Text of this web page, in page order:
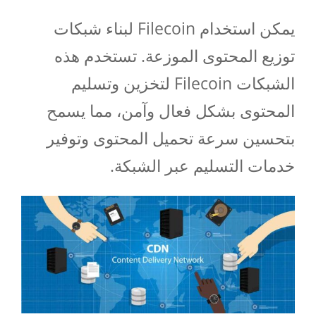
يمكن استخدام Filecoin لبناء شبكات
توزيع المحتوى الموزعة. تستخدم هذه
الشبكات Filecoin لتخزين وتسليم
المحتوى بشكل فعال وآمن، مما يسمح
بتحسين سرعة تحميل المحتوى وتوفير
خدمات التسليم عبر الشبكة.